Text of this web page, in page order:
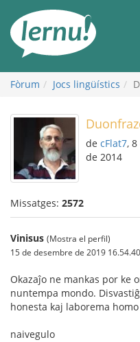
contingut
Fòrum Jocs lingüístics
de cFlat7,
de 2014
Missatges: 2572
Vinisus (Mostra el perfil)
15 de desembre de 2019 16.54.40
Okazaĵo ne mankas por ke
nuntempa mondo.
honesta kaj laborema
naivegulo